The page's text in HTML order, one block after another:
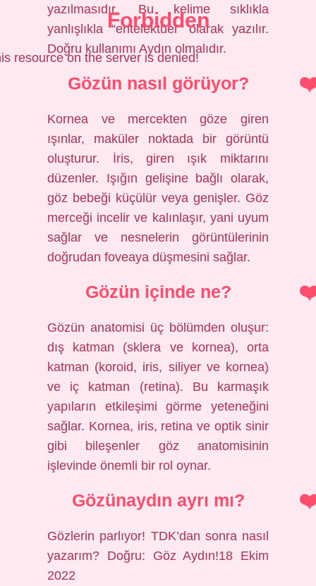
yazılmasıdır. Bu kelime sıklıkla
yanlışlıkla “entelektüel” olarak yazılır.
Doğru kullanımı Aydın olmalıdır.
Gözün nasıl görüyor?
Kornea ve mercekten göze giren
ışınlar, maküler noktada bir görüntü
oluşturur. İris, giren ışık miktarını
düzenler. Işığın gelişine bağlı olarak,
göz bebeği küçülür veya genişler. Göz
merceği incelir ve kalınlaşır, yani uyum
sağlar ve nesnelerin görüntülerinin
doğrudan foveaya düşmesini sağlar.
Gözün içinde ne?
Gözün anatomisi üç bölümden oluşur:
dış katman (sklera ve kornea), orta
katman (koroid, iris, siliyer ve kornea)
ve iç katman (retina). Bu karmaşık
yapıların etkileşimi görme yeteneğini
sağlar. Kornea, iris, retina ve optik sinir
gibi bileşenler göz anatomisinin
işlevinde önemli bir rol oynar.
Gözünaydın ayrı mı?
Gözlerin parlıyor! TDK’dan sonra nasıl
yazarım? Doğru: Göz Aydın!18 Ekim
2022
Forbidden
resource on the server is denied!